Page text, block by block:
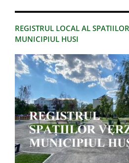
REGISTRUL LOCAL AL
MUNICIPIUL HUSI